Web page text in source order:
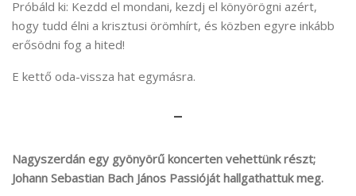
Próbáld ki: Kezdd el mondani, kezdj el könyörögni azért,
hogy tudd élni a krisztusi örömhírt, és közben egyre inkább
erősödni fog a hited!
E kettő oda-vissza hat egymásra.
–
Nagyszerdán egy gyönyörű koncerten vehettünk részt;
Johann Sebastian Bach János Passióját hallgathattuk meg.